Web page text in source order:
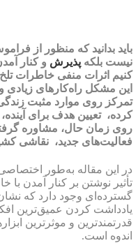
باید بدانید که منظور از
نیست بلکه پذیرش و کنار
کنیم اثرات منفی خاطرات
این مشکل راه‌کارهای زیادی
تمرکز روی موارد مثبت
کرده، تعیین هدف برای
روی زمان حال، مشاوره
فعالیت‌های جدید، نقاشی
در این مقاله به‌طور
تأثیر نوشتن بر کنار آمدن
گسترده‌ای وجود دارد که
یادداشت کردن عمیق‌ترین
قدرتمندترین و موثرترین
اندوه است.